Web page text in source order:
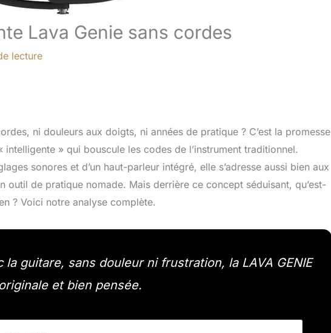
Lava Genie sans cordes
lecture
ni douleurs aux doigts, ni années de pratique ? C’est la promesse
intelligente » qui bouscule les codes de l’instrument traditionnel.
sonores et d’un haut-parleur intégré, elle s’adresse aussi bien aux
outil de pratique nomade. Mais derrière ce concept séduisant, qu’est-
? Voici notre analyse complète.
guitare, sans douleur ni frustration, la LAVA GENIE
et bien pensée.